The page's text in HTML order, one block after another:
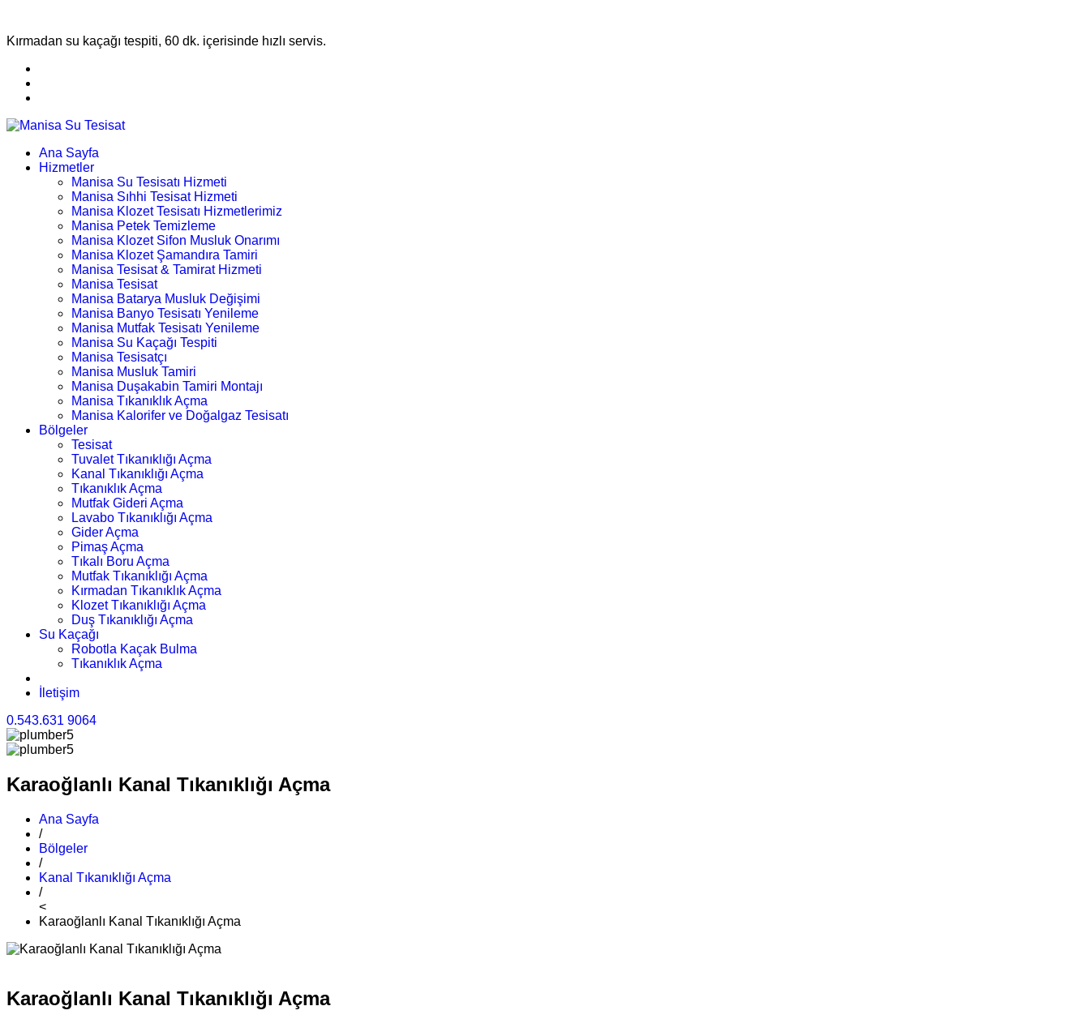
Kırmadan su kaçağı tespiti, 60 dk. içerisinde hızlı servis.
Ana Sayfa
Hizmetler
Manisa Su Tesisatı Hizmeti
Manisa Sıhhi Tesisat Hizmeti
Manisa Klozet Tesisatı Hizmetlerimiz
Manisa Petek Temizleme
Manisa Klozet Sifon Musluk Onarımı
Manisa Klozet Şamandıra Tamiri
Manisa Tesisat & Tamirat Hizmeti
Manisa Tesisat
Manisa Batarya Musluk Değişimi
Manisa Banyo Tesisatı Yenileme
Manisa Mutfak Tesisatı Yenileme
Manisa Su Kaçağı Tespiti
Manisa Tesisatçı
Manisa Musluk Tamiri
Manisa Duşakabin Tamiri Montajı
Manisa Tıkanıklık Açma
Manisa Kalorifer ve Doğalgaz Tesisatı
Bölgeler
Tesisat
Tuvalet Tıkanıklığı Açma
Kanal Tıkanıklığı Açma
Tıkanıklık Açma
Mutfak Gideri Açma
Lavabo Tıkanıklığı Açma
Gider Açma
Pimaş Açma
Tıkalı Boru Açma
Mutfak Tıkanıklığı Açma
Kırmadan Tıkanıklık Açma
Klozet Tıkanıklığı Açma
Duş Tıkanıklığı Açma
Su Kaçağı
Robotla Kaçak Bulma
Tıkanıklık Açma
İletişim
0.543.631 9064
Karaoğlanlı Kanal Tıkanıklığı Açma
Ana Sayfa
/
Bölgeler
/
Kanal Tıkanıklığı Açma
/
<
Karaoğlanlı Kanal Tıkanıklığı Açma
Karaoğlanlı Kanal Tıkanıklığı Açma